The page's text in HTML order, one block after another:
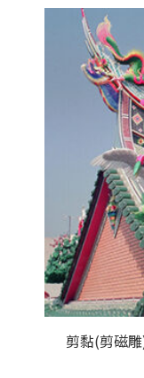
剪黏(剪磁